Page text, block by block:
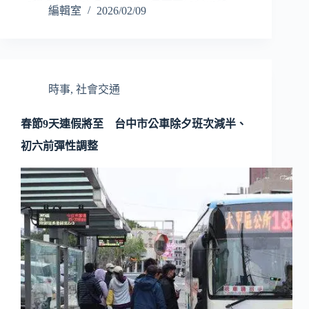
編輯室
2026/02/09
時事, 社會交通
春節9天連假將至 台中市公車除夕班次減半、
初六前彈性調整